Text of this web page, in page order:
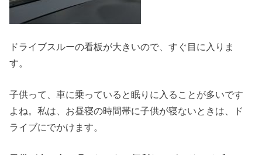
ドライブスルーの看板が大きいので、すぐ目に入りま
す。
子供って、車に乗っていると眠りに入ることが多いです
よね。私は、お昼寝の時間帯に子供が寝ないときは、ド
ライブにでかけます。